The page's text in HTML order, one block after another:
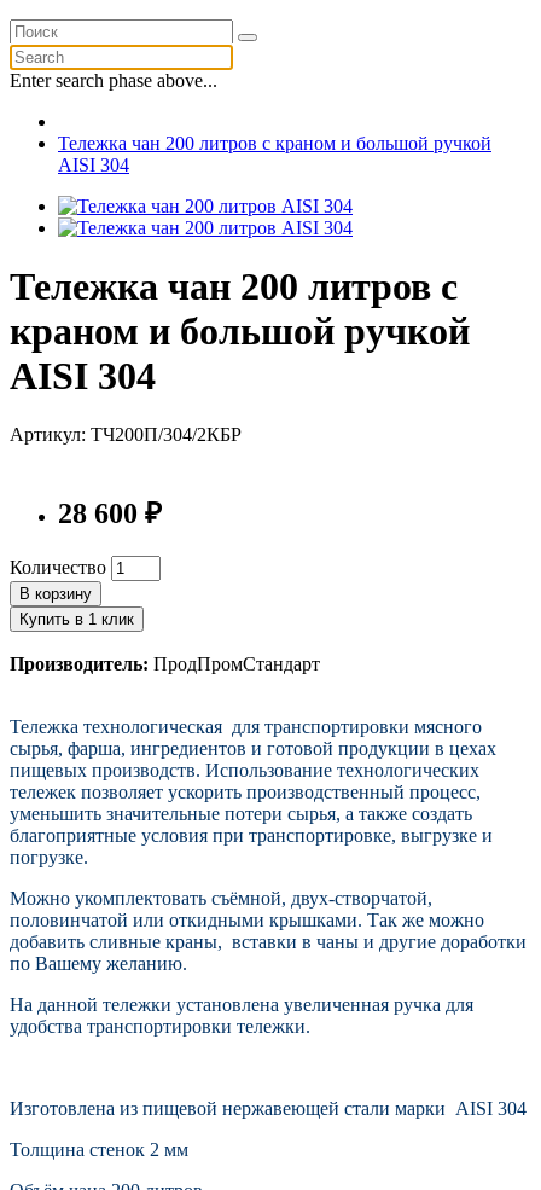
Enter search phase above...
Тележка чан 200 литров с краном и большой ручкой
AISI 304
Тележка чан 200 литров с
краном и большой ручкой
AISI 304
Артикул: ТЧ200П/304/2КБР
28 600 ₽
Количество
В корзину
Купить в 1 клик
Производитель: ПродПромСтандарт
Тележка технологическая для транспортировки мясного
сырья, фарша, ингредиентов и готовой продукции в цехах
пищевых производств. Использование технологических
тележек позволяет ускорить производственный процесс,
уменьшить значительные потери сырья, а также создать
благоприятные условия при транспортировке, выгрузке и
погрузке.
Можно укомплектовать съёмной, двух-створчатой,
половинчатой или откидными крышками. Так же можно
добавить сливные краны, вставки в чаны и другие доработки
по Вашему желанию.
На данной тележки установлена увеличенная ручка для
удобства транспортировки тележки.
Изготовлена из пищевой нержавеющей стали марки AISI 304
Толщина стенок 2 мм